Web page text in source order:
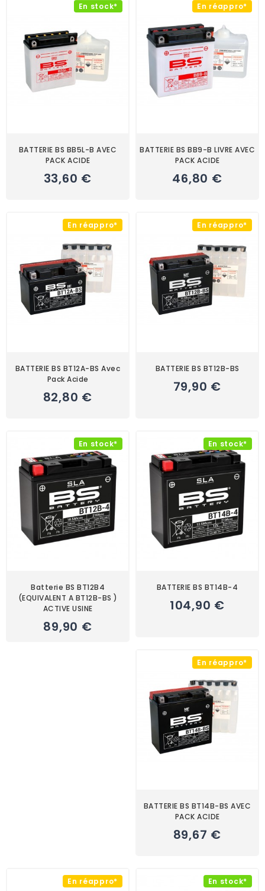
En stock*
BATTERIE BS BB5L-B AVEC
PACK ACIDE
33,60 €
En réappro*
BATTERIE BS BB9-B LIVRE AVEC
PACK ACIDE
46,80 €
En réappro*
BATTERIE BS BT12A-BS Avec
Pack Acide
82,80 €
En réappro*
BATTERIE BS BT12B-BS
79,90 €
En stock*
Batterie BS BT12B4
(EQUIVALENT A BT12B-BS )
ACTIVE USINE
89,90 €
En stock*
BATTERIE BS BT14B-4
104,90 €
En réappro*
BATTERIE BS BT14B-BS AVEC
PACK ACIDE
89,67 €
En réappro* En stock*